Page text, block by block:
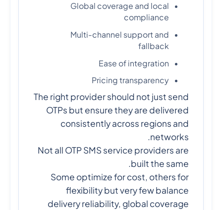
Global coverage and local
compliance
Multi-channel support and
fallback
Ease of integration
Pricing transparency
The right provider should not just send
OTPs but ensure they are delivered
consistently across regions and
networks.
Not all OTP SMS service providers are
built the same.
Some optimize for cost, others for
flexibility but very few balance
delivery reliability, global coverage